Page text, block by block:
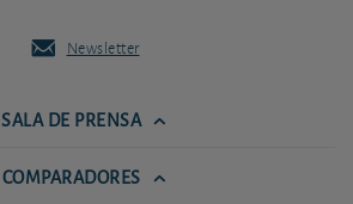
Newsletter
SALA DE PRENSA
COMPARADORES